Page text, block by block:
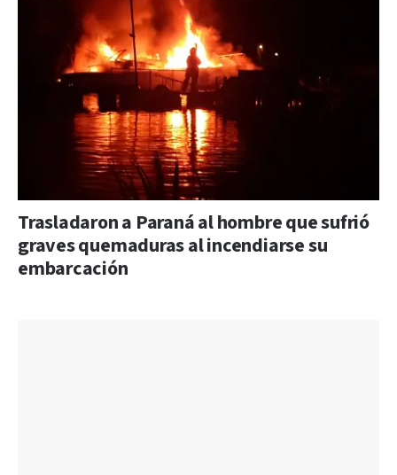
Trasladaron a Paraná al hombre que sufrió
graves quemaduras al incendiarse su
embarcación